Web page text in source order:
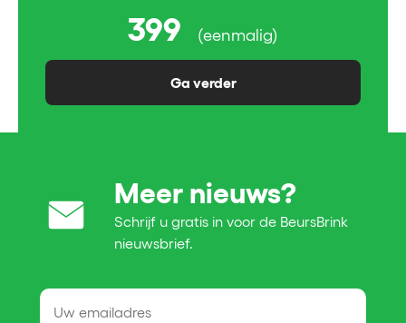
399 (eenmalig)
Ga verder
Meer nieuws?
Schrijf u gratis in voor de BeursBrink
nieuwsbrief.